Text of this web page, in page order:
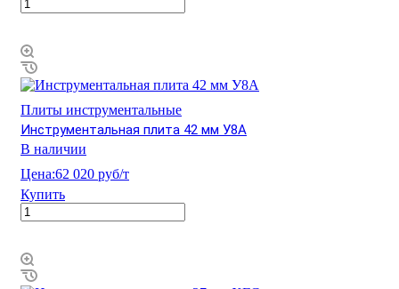
Плиты инструментальные
Инструментальная плита 42 мм У8А
В наличии
Цена:62 020 руб/т
Купить